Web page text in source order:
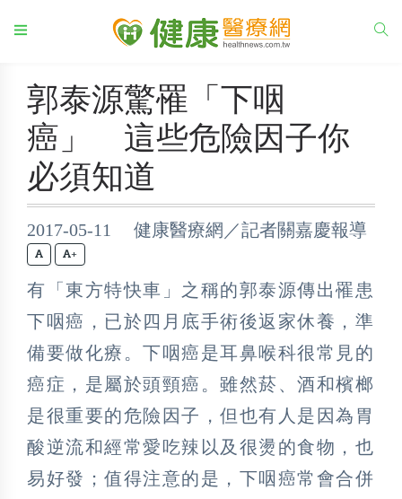
郭泰源驚罹「下咽
癌」 這些危險因子你
必須知道
2017-05-11 健康醫療網／記者關嘉慶報導
+
有「東方特快車」之稱的郭泰源傳出罹患
下咽癌，已於四月底手術後返家休養，準
備要做化療。下咽癌是耳鼻喉科很常見的
癌症，是屬於頭頸癌。雖然菸、酒和檳榔
是很重要的危險因子，但也有人是因為胃
酸逆流和經常愛吃辣以及很燙的食物，也
易好發；值得注意的是，下咽癌常會合併